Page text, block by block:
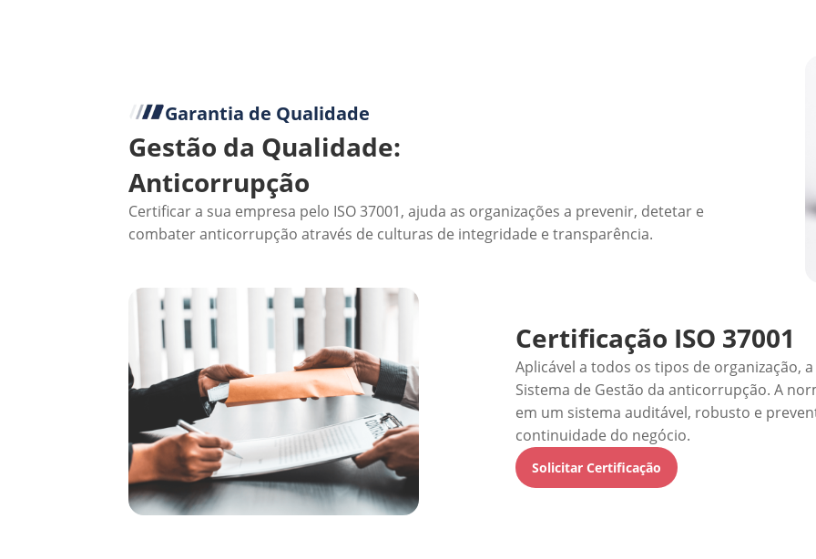
Garantia de Qualidade
Gestão da Qualidade:
Anticorrupção
Certificar a sua empresa pelo ISO 37001, ajuda as organizações a prevenir, detetar e
combater anticorrupção através de culturas de integridade e transparência.
Certificação ISO 37001
Aplicável a todos os tipos de organização,
Sistema de Gestão da anticorrupção. A
em um sistema auditável, robusto e
continuidade do negócio.
Solicitar Certificação